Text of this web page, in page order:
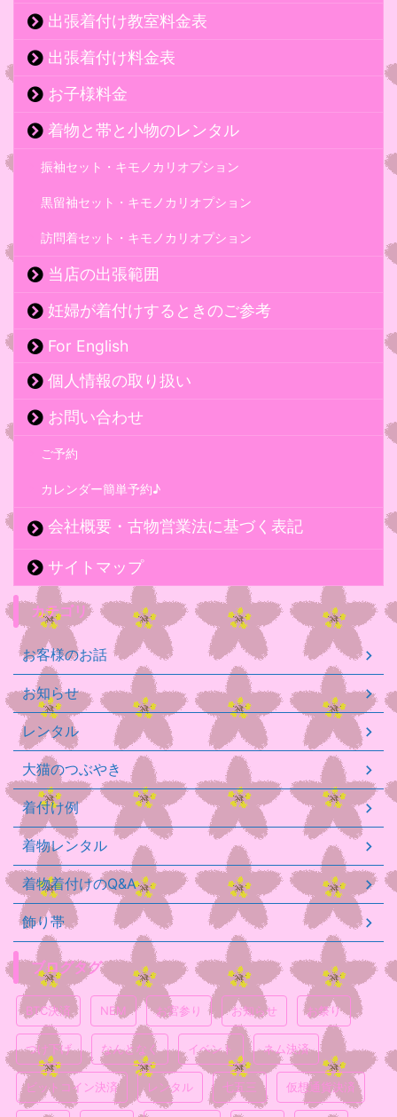
出張着付け教室料金表
出張着付け料金表
お子様料金
着物と帯と小物のレンタル
振袖セット・キモノカリオプション
黒留袖セット・キモノカリオプション
訪問着セット・キモノカリオプション
当店の出張範囲
妊婦が着付けするときのご参考
For English
個人情報の取り扱い
お問い合わせ
ご予約
カレンダー簡単予約♪
会社概要・古物営業法に基づく表記
サイトマップ
カテゴリ
お客様のお話
お知らせ
レンタル
大猫のつぶやき
着付け例
着物レンタル
着物着付けのQ&A
飾り帯
ブログタグ
BTC決済 NEM お宮参り お知らせ お祭り
つけ下げ なんとなく イベント ネム決済
ビットコイン決済 レンタル 七五三 仮想通貨決済